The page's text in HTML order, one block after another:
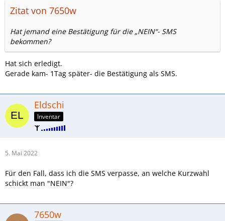
Zitat von 7650w
Hat jemand eine Bestätigung für die „NEIN“- SMS
bekommen?
Hat sich erledigt.
Gerade kam- 1Tag später- die Bestätigung als SMS.
Eldschi
Inventar
5. Mai 2022
Für den Fall, dass ich die SMS verpasse, an welche Kurzwahl
schickt man "NEIN"?
7650w